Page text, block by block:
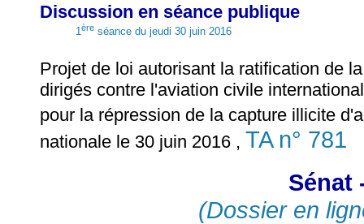
Discussion en séance publique
1ère séance du jeudi 30 juin 2016
Projet de loi autorisant la ratification de
dirigés contre l'aviation civile
pour la répression de la capture illicite
nationale le 30 juin 2016 , TA n° 781
Sénat
(Dossier en